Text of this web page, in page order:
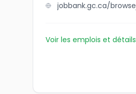
Voir les emplois et détails